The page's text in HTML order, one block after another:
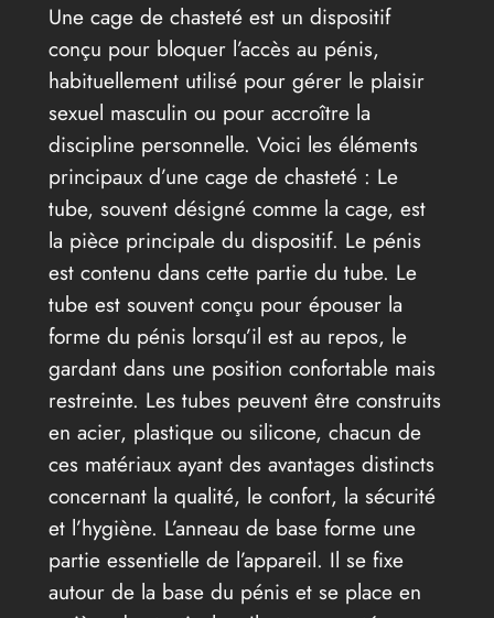
Une cage de chasteté est un dispositif
conçu pour bloquer l’accès au pénis,
habituellement utilisé pour gérer le plaisir
sexuel masculin ou pour accroître la
discipline personnelle. Voici les éléments
principaux d’une cage de chasteté : Le
tube, souvent désigné comme la cage, est
la pièce principale du dispositif. Le pénis
est contenu dans cette partie du tube. Le
tube est souvent conçu pour épouser la
forme du pénis lorsqu’il est au repos, le
gardant dans une position confortable mais
restreinte. Les tubes peuvent être construits
en acier, plastique ou silicone, chacun de
ces matériaux ayant des avantages distincts
concernant la qualité, le confort, la sécurité
et l’hygiène. L’anneau de base forme une
partie essentielle de l’appareil. Il se fixe
autour de la base du pénis et se place en